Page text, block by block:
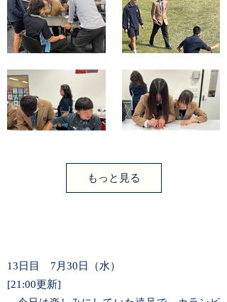
もっと見る
13日目 7月30日（水）
[21:00更新]